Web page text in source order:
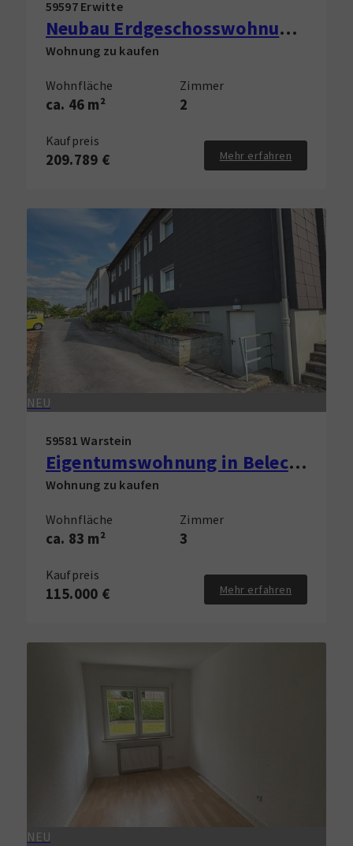
59597 Erwitte
Neubau Erdgeschosswohnung in Erwitte zu verkaufen!
Wohnung zu kaufen
Wohnfläche
ca. 46 m²
Zimmer
2
Kaufpreis
209.789 € Mehr erfahren
NEU
59581 Warstein
Eigentumswohnung in Belecke zu verkaufen!
Wohnung zu kaufen
Wohnfläche
ca. 83 m²
Zimmer
3
Kaufpreis
115.000 € Mehr erfahren
NEU